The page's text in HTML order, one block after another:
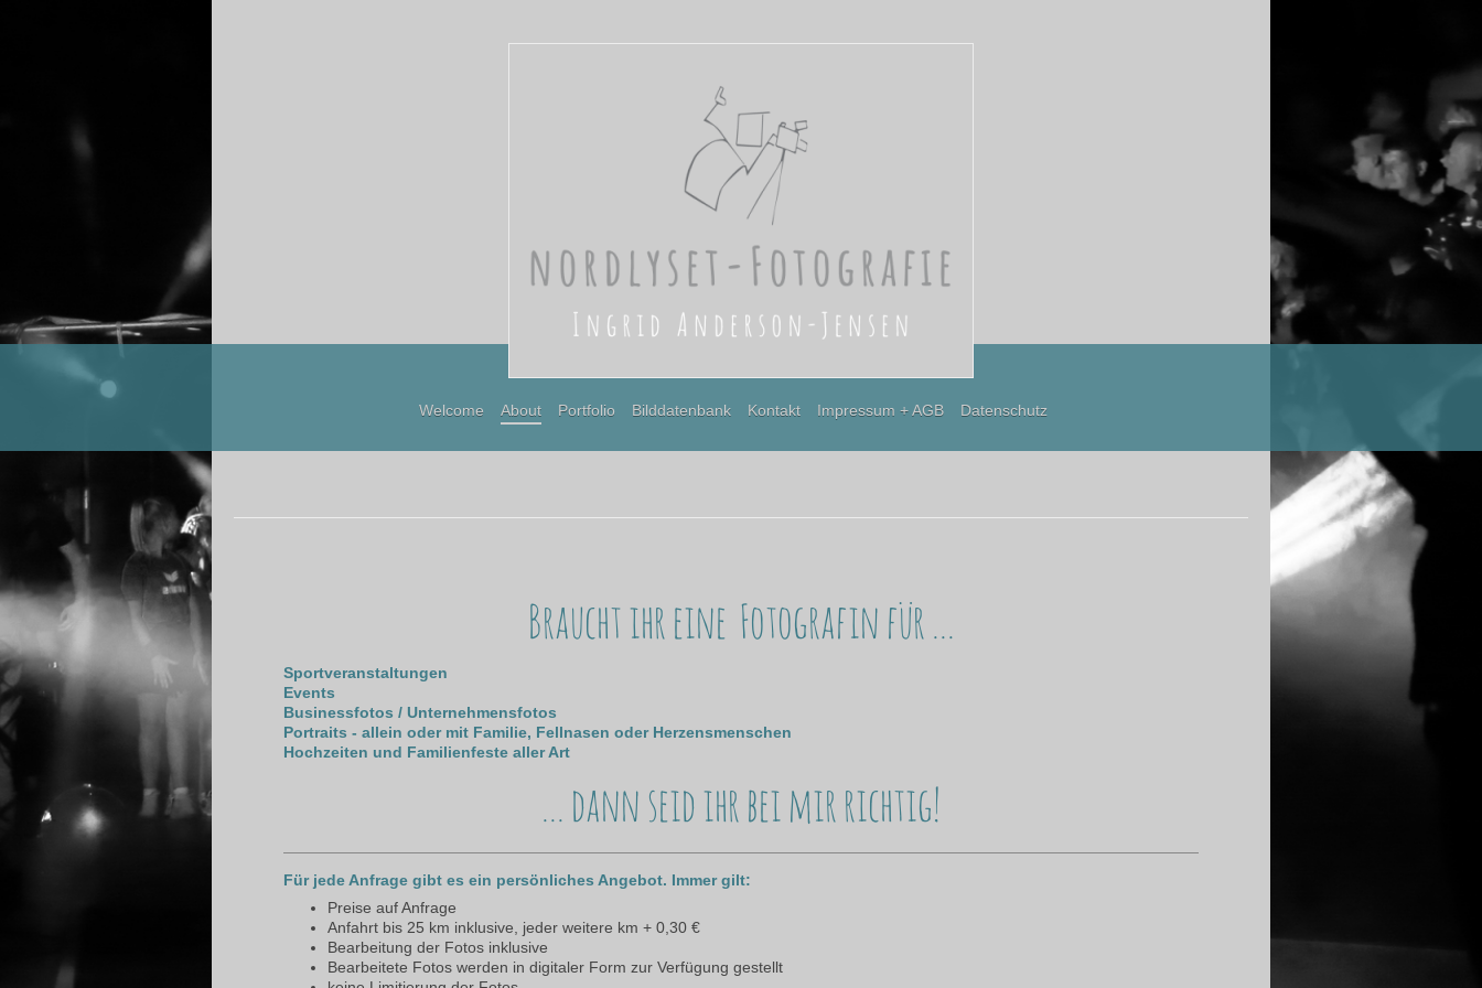
Welcome About Portfolio Bilddatenbank Kontakt Impressum + AGB Datenschutz
Braucht ihr eine Fotografin für ...
Sportveranstaltungen
Events
Businessfotos / Unternehmensfotos
Portraits - allein oder mit Familie, Fellnasen oder Herzensmenschen
Hochzeiten und Familienfeste aller Art
... dann seid ihr bei mir richtig!
Für jede Anfrage gibt es ein persönliches Angebot. Immer gilt:
Preise auf Anfrage
Anfahrt bis 25 km inklusive, jeder weitere km + 0,30 €
Bearbeitung der Fotos inklusive
Bearbeitete Fotos werden in digitaler Form zur Verfügung gestellt